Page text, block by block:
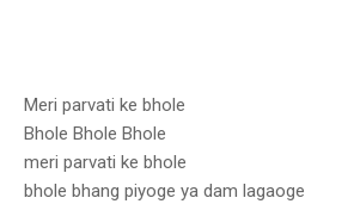
Meri parvati ke bhole
Bhole Bhole Bhole
meri parvati ke bhole
bhole bhang piyoge ya dam lagaoge